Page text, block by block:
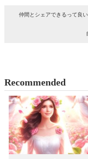
仲間とシェアできるって良
Recommended